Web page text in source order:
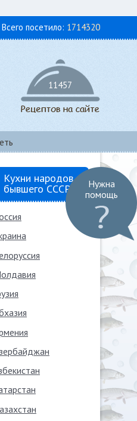
Всего посетило: 1714320
11457
Кухни народов
бывшего СССР
Нужна
помощь